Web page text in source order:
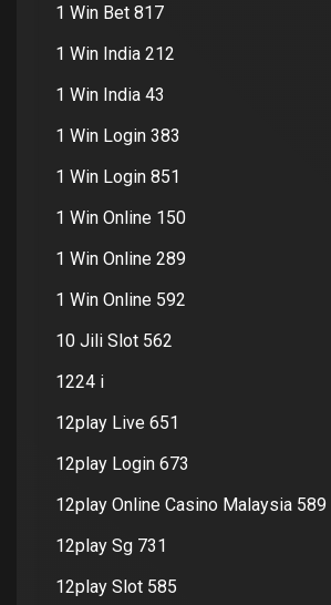
1 Win Bet 817
1 Win India 212
1 Win India 43
1 Win Login 383
1 Win Login 851
1 Win Online 150
1 Win Online 289
1 Win Online 592
10 Jili Slot 562
1224 i
12play Live 651
12play Login 673
12play Online Casino Malaysia 589
12play Sg 731
12play Slot 585